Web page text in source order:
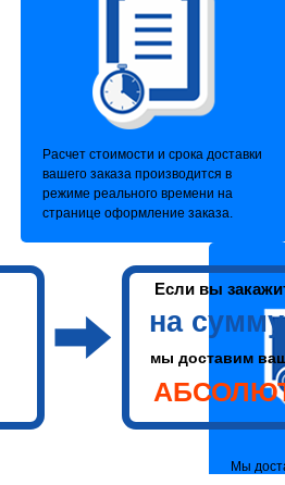
Расчет стоимости и срока доставки
вашего заказа производится в
режиме реального времени на
странице оформление заказа.
Мы
Если вы
на
мы доставим